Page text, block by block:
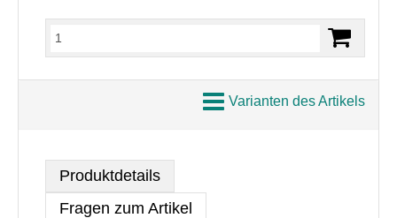
Varianten des Artikels
Produktdetails
Fragen zum Artikel